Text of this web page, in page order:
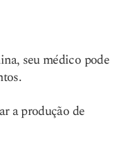
seu médico pode
a produção de